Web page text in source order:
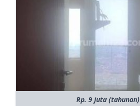
Rp. 9 juta (tahunan)